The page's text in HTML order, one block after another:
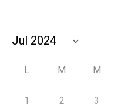
L M M
1 2 3